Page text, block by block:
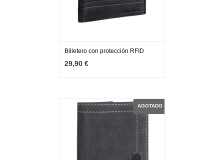
AGOTADO
Billetero con protección RFID
29,90 €
AGOTADO